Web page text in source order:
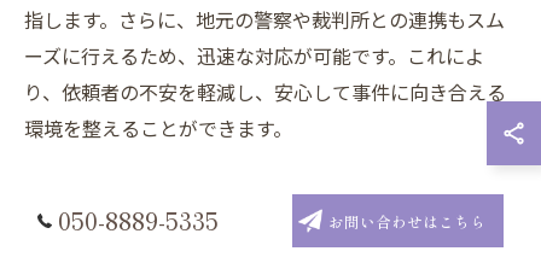
指します。さらに、地元の警察や裁判所との連携もスム
ーズに行えるため、迅速な対応が可能です。これによ
り、依頼者の不安を軽減し、安心して事件に向き合える
環境を整えることができます。
刑事事件専門の法律事務所の特徴
刑事事件を専門とする法律事務所は、その特化した知識
050-8889-5335 お問い合わせはこちら